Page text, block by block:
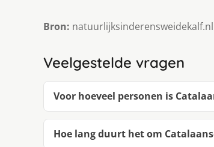
Bron: natuurlijksinderensweidekalf.nl
Veelgestelde vragen
Voor hoeveel personen is
Hoe lang duurt het om